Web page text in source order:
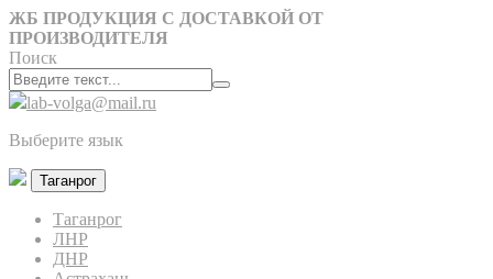
ЖБ ПРОДУКЦИЯ С ДОСТАВКОЙ ОТ
ПРОИЗВОДИТЕЛЯ
Поиск
lab-volga@mail.ru
Выберите язык
Таганрог
Таганрог
ЛНР
ДНР